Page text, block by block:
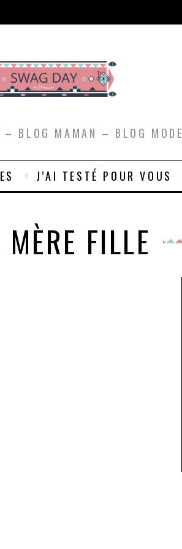
– BLOG MAMAN – BLOG MODE
J’AI TESTÉ POUR VOUS
MÈRE FILLE